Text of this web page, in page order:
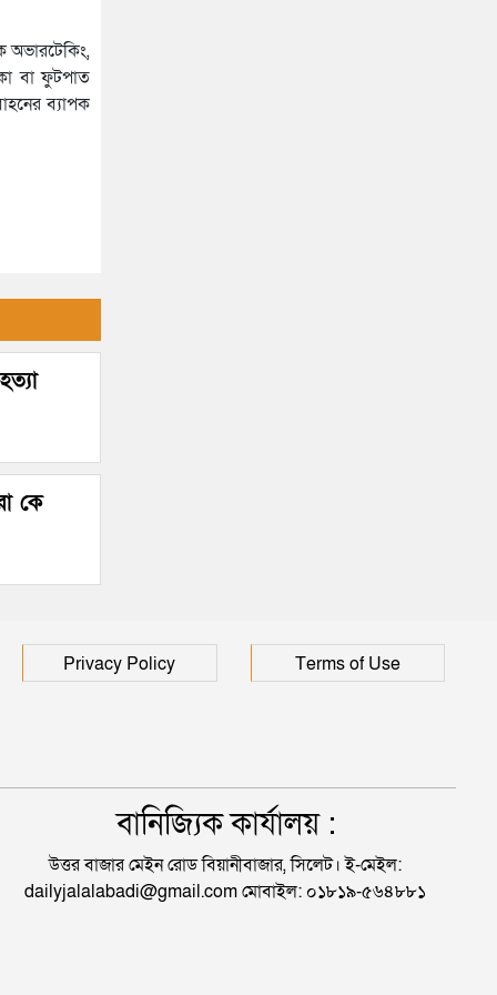
অভারটেকিং,
বা ফুটপাত
ব্যাপক
কে
Privacy Policy Terms of Use
বানিজ্যিক কার্যালয় :
উত্তর বাজার মেইন রোড বিয়ানীবাজার, সিলেট। ই-মেইল:
dailyjalalabadi@gmail.com মোবাইল: ০১৮১৯-৫৬৪৮৮১